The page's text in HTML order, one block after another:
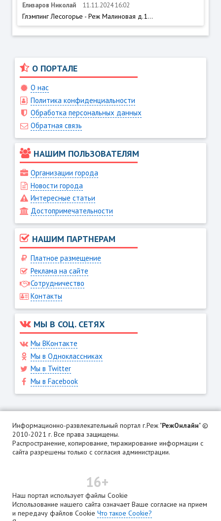
Елизаров Николай 11.11.2024 16:02
Глэмпинг Лесогорье - Реж Малиновая д.1...
О ПОРТАЛЕ
О нас
Политика конфиденциальности
Обработка персональных данных
Обратная связь
НАШИМ ПОЛЬЗОВАТЕЛЯМ
Организации города
Новости города
Интересные статьи
Достопримечательности
НАШИМ ПАРТНЕРАМ
Платное размещение
Реклама на сайте
Сотрудничество
Контакты
МЫ В СОЦ. СЕТЯХ
Мы ВКонтакте
Мы в Одноклассниках
Мы в Twitter
Мы в Facebook
Информационно-развлекательный портал г.Реж "РежОнлайн" ©
2010-2021 г. Все права защищены.
Распространение, копирование, тиражирование информации с
сайта разрешены только с согласия администрации.
16+
Наш портал использует файлы Cookie
Использование нашего сайта означает Ваше согласие на прием
и передачу файлов Cookie Что такое Cookie?